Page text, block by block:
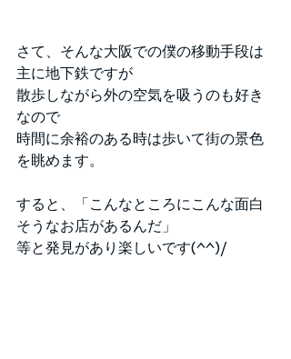
さて、そんな大阪での僕の移動手段は
主に地下鉄ですが
散歩しながら外の空気を吸うのも好き
なので
時間に余裕のある時は歩いて街の景色
を眺めます。
すると、「こんなところにこんな面白
そうなお店があるんだ」
等と発見があり楽しいです(^^)/